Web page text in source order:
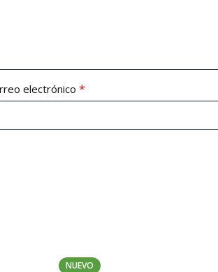
electrónico *
NUEVO